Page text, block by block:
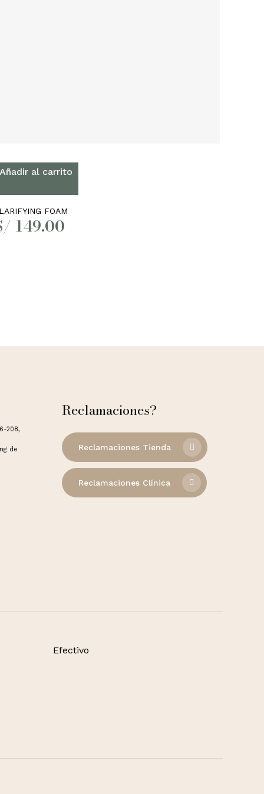
Añadir al carrito
FOAM
149.00
208,
de
Reclamaciones?
Reclamaciones Tienda
Reclamaciones Clínica
Efectivo